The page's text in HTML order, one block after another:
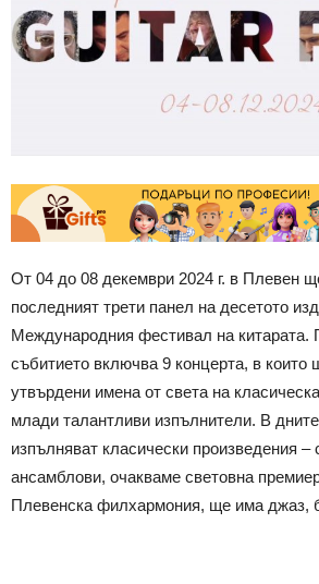
От 04 до 08 декември 2024 г. в Плевен
последният трети панел на десетото
Международния фестивал на китарата.
събитието включва 9 концерта, в които
утвърдени имена от света на
млади талантливи изпълнители. В
изпълняват класически произведения –
ансамблови, очакваме световна
Плевенска филхармония, ще има джаз,